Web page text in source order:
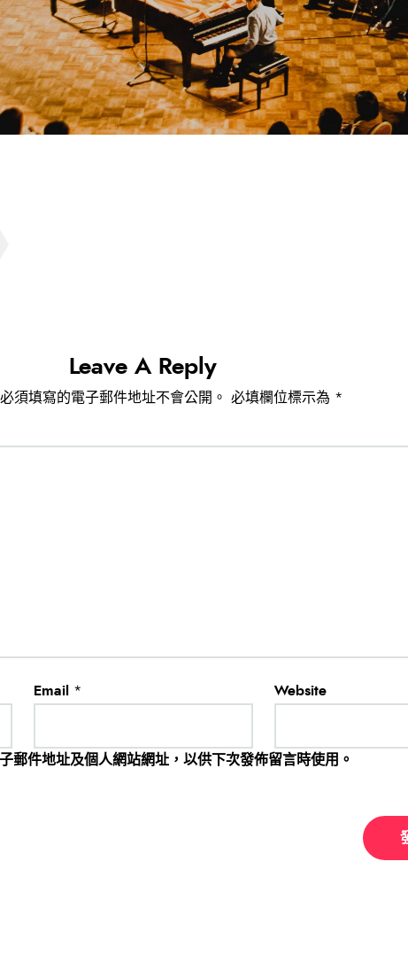
Leave A Reply
須填寫的電子郵件地址不會公開。 必填欄位標示為 *
Email * Website
郵件地址及個人網站網址，以供下次發佈留言時使用。